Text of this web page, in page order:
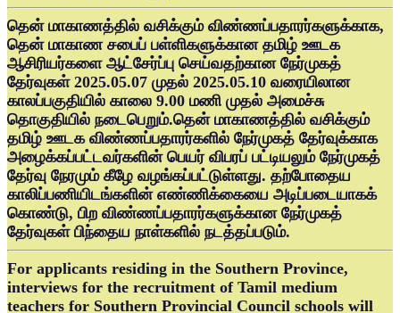
தென் மாகாணத்தில் வசிக்கும் விண்ணப்பதாரர்களுக்காக,
தென் மாகாண சபைப் பள்ளிகளுக்கான தமிழ் ஊடக
ஆசிரியர்களை ஆட்சேர்ப்பு செய்வதற்கான நேர்முகத்
தேர்வுகள் 2025.05.07 முதல் 2025.05.10 வரையிலான
காலப்பகுதியில் காலை 9.00 மணி முதல் அமைச்சு
தொகுதியில் நடைபெறும்.தென் மாகாணத்தில் வசிக்கும்
தமிழ் ஊடக விண்ணப்பதாரர்களில் நேர்முகத் தேர்வுக்காக
அழைக்கப்பட்டவர்களின் பெயர் விபரப் பட்டியலும் நேர்முகத்
தேர்வு நேரமும் கீழே வழங்கப்பட்டுள்ளது. தற்போதைய
காலிப்பணியிடங்களின் எண்ணிக்கையை அடிப்படையாகக்
கொண்டு, பிற விண்ணப்பதாரர்களுக்கான நேர்முகத்
தேர்வுகள் பிந்தைய நாள்களில் நடத்தப்படும்.
For applicants residing in the Southern Province,
interviews for the recruitment of Tamil medium
teachers for Southern Provincial Council schools will